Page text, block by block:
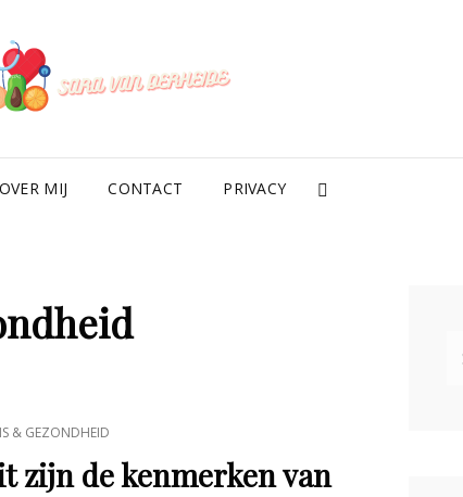
OVER MIJ CONTACT PRIVACY
& GEZONDHEID
zijn de kenmerken van